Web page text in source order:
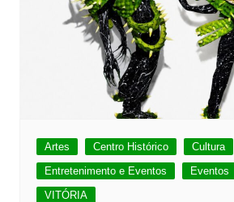
Artes Centro Histórico Cultura
Entretenimento e Eventos
Eventos
VITÓRIA